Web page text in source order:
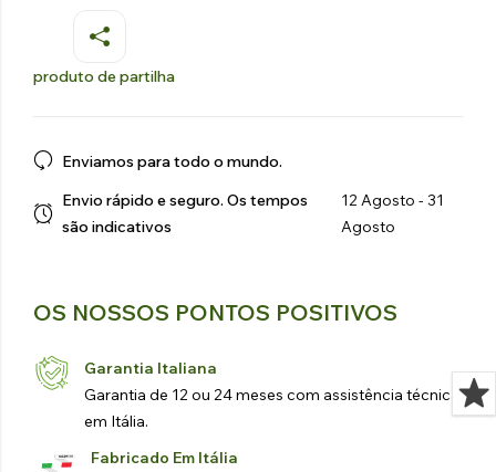
produto de partilha
Enviamos para todo o mundo.
Envio rápido e seguro. Os tempos
são indicativos
12 Agosto - 31
Agosto
OS NOSSOS PONTOS POSITIVOS
Garantia Italiana
Garantia de 12 ou 24 meses com assistência técnica
em Itália.
Fabricado Em Itália